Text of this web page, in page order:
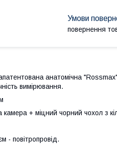
повернення
анатомічна
вимірювання.
+ міцний чорний чохол з
- повітропровід.